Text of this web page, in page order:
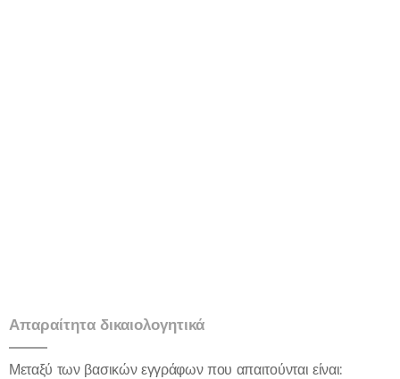
Απαραίτητα δικαιολογητικά
Μεταξύ των βασικών εγγράφων που απαιτούνται είναι: